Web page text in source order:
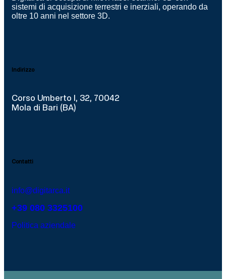
sistemi di acquisizione terrestri e inerziali, operando da
oltre 10 anni nel settore 3D.
Indirizzo
Corso Umberto I, 32, 70042
Mola di Bari (BA)
Contatti
info@digitarca.it
+39 080 3325100
Politica aziendale